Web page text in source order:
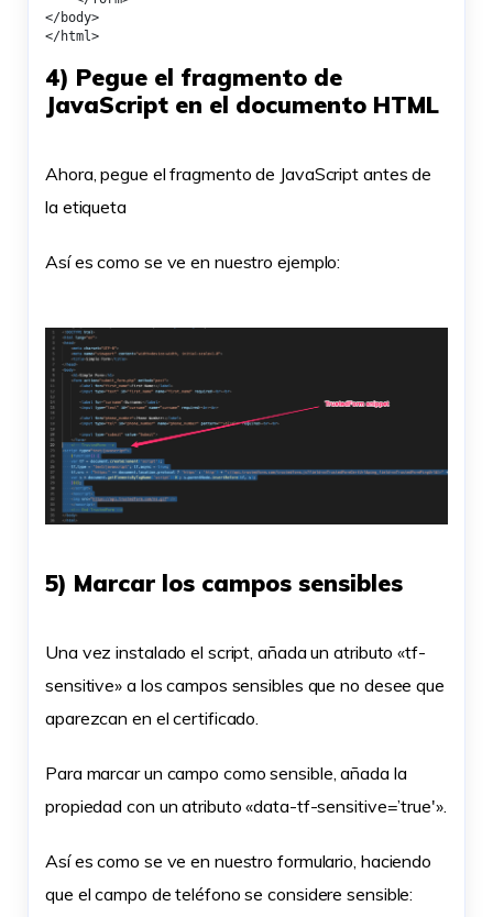
</body>
</html>
4) Pegue el fragmento de
JavaScript en el documento HTML
Ahora, pegue el fragmento de JavaScript antes de
la etiqueta
Así es como se ve en nuestro ejemplo:
5) Marcar los campos sensibles
Una vez instalado el script, añada un atributo «tf-
sensitive» a los campos sensibles que no desee que
aparezcan en el certificado.
Para marcar un campo como sensible, añada la
propiedad con un atributo «data-tf-sensitive=’true'».
Así es como se ve en nuestro formulario, haciendo
que el campo de teléfono se considere sensible: